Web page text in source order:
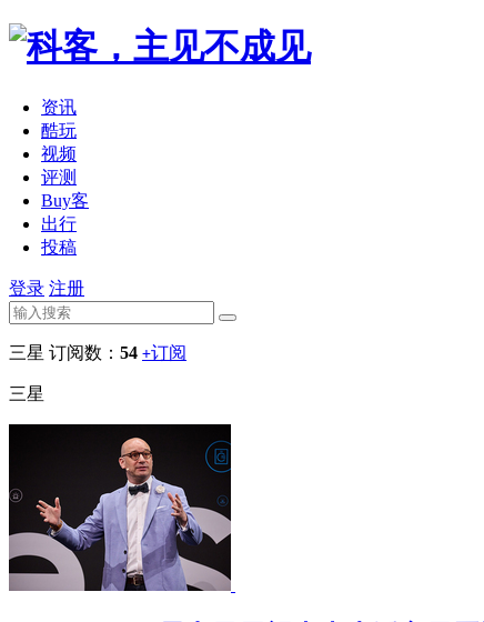
资讯
酷玩
视频
评测
Buy客
出行
投稿
登录 注册
三星 订阅数： 54 +订阅
三星